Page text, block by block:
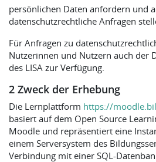
persönlichen Daten anfordern und
datenschutzrechtliche Anfragen
Für Anfragen zu
Nutzerinnen und Nutzern auch der
des LISA zur Verfügung.
2 Zweck der Erhebung
Die Lernplattform https://
basiert auf dem Open Source
Moodle und repräsentiert eine
einem Serversystem des
Verbindung mit einer SQL-